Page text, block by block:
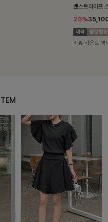
[5천장돌파/
10%
리뷰 카운트 영